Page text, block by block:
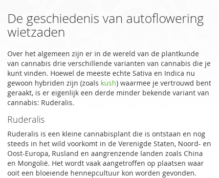
De geschiedenis van autoflowering
wietzaden
Over het algemeen zijn er in de wereld van de plantkunde
van cannabis drie verschillende varianten van cannabis die je
kunt vinden. Hoewel de meeste echte Sativa en Indica nu
gewoon hybriden zijn (zoals kush) waarmee je vertrouwd bent
geraakt, is er eigenlijk een derde minder bekende variant van
cannabis: Ruderalis.
Ruderalis
Ruderalis is een kleine cannabisplant die is ontstaan en nog
steeds in het wild voorkomt in de Verenigde Staten, Noord- en
Oost-Europa, Rusland en aangrenzende landen zoals China
en Mongolië. Het wordt vaak aangetroffen op plaatsen waar
ooit een bloeiende hennepcultuur kon worden gevonden.